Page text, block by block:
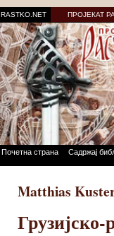
RASTKO.NET ПРОЈЕКАТ
Почетна страна Садржај
Matthias
Грузијско-